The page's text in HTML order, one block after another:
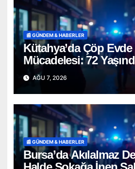
📰 GÜNDEM & HABERLER
Kütahya’da Çöp Evde
Mücadelesi: 72
Mucizevi Şekilde
AĞU 7, 2026
📰 GÜNDEM & HABERLER
Bursa’da Akılalmaz